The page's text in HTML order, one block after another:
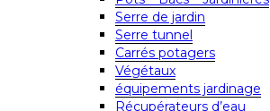
Serre de jardin
Serre tunnel
Carrés potagers
Végétaux
équipements jardinage
Récupérateurs d’eau